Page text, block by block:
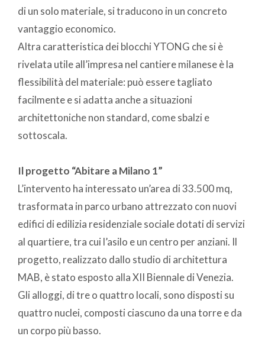
di un solo materiale, si traducono in un concreto
vantaggio economico.
Altra caratteristica dei blocchi YTONG che si è
rivelata utile all’impresa nel cantiere milanese è la
flessibilità del materiale: può essere tagliato
facilmente e si adatta anche a situazioni
architettoniche non standard, come sbalzi e
sottoscala.
Il progetto “Abitare a Milano 1”
L’intervento ha interessato un’area di 33.500 mq,
trasformata in parco urbano attrezzato con nuovi
edifici di edilizia residenziale sociale dotati di servizi
al quartiere, tra cui l’asilo e un centro per anziani. Il
progetto, realizzato dallo studio di architettura
MAB, è stato esposto alla XII Biennale di Venezia.
Gli alloggi, di tre o quattro locali, sono disposti su
quattro nuclei, composti ciascuno da una torre e da
un corpo più basso.